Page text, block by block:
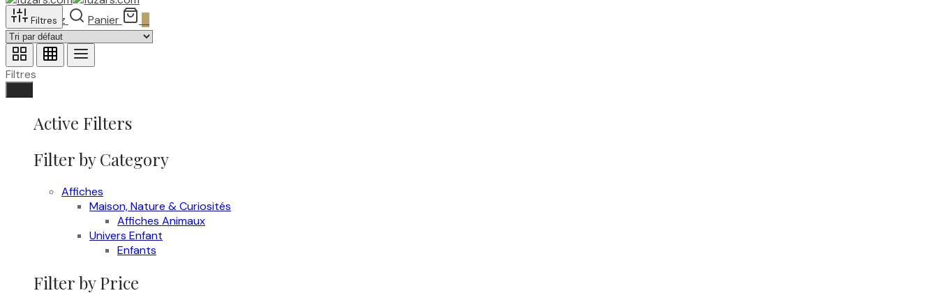
Recherchez Panier
Filtres
Filtres
Active Filters
Filter by Category
Affiches
Maison, Nature & Curiosités
Affiches Animaux
Univers Enfant
Enfants
Filter by Price